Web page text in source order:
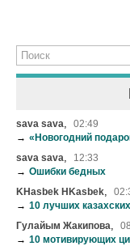
sava sava, 02:49
→ «Новогодний
sava sava,
12:33
→ Ошибки бедных
KHasbek HKasbek,
→ 10 лучших
Гулайым Жакипова,
→ 10 мотивирующих